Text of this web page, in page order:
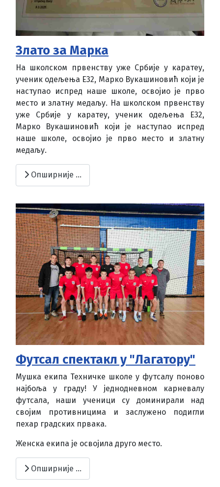
Злато за Марка
На школском првенству уже Србије у каратеу,
ученик одељења Е32, Марко Вукашиновић који је
наступао испред наше школе, освојио је прво
место и златну медаљу. На школском првенству
уже Србије у каратеу, ученик одељења Е32,
Марко Вукашиновић који је наступао испред
наше школе, освојио је прво место и златну
медаљу.
Опширније …
Футсал спектакл у "Лагатору"
Мушка екипа Техничке школе у футсалу поново
најбоља у граду! У једнодневном карневалу
футсала, наши ученици су доминирали над
својим противницима и заслужено подигли
пехар градских првака.
Женска екипа је освојила друго место.
Опширније …